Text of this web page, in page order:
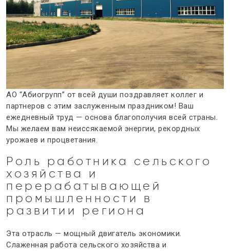
АО “Абиогрупп” от всей души поздравляет коллег и
партнеров с этим заслуженным праздником! Ваш
ежедневный труд — основа благополучия всей страны.
Мы желаем вам неиссякаемой энергии, рекордных
урожаев и процветания.
Роль работника сельского
хозяйства и
перерабатывающей
промышленности
в
развитии региона
Эта отрасль — мощный двигатель экономики.
Слаженная работа сельского хозяйства и